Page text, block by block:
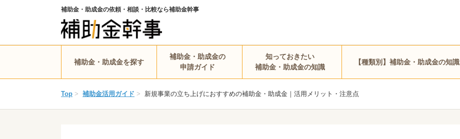
補助金・助成金の依頼・相談・比較なら補助金幹事
補助金・助成金を探す
補助金・助成金の
申請ガイド
知っておきたい
補助金・助成金の知識
【種類別】補助金・助成金の知識
Top > 補助金活用ガイド > 新規事業の立ち上げにおすすめの補助金・助成金｜活用メリット・注意点